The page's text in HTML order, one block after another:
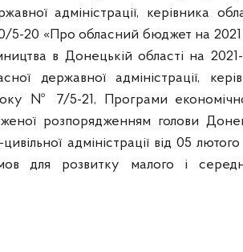
адміністрації, керівника
5-20 «Про обласний бюджет на 2021
в Донецькій області на
державної адміністрації,
року № 7/5-21, Програми
розпорядженням голови
адміністрації від 05
для розвитку малого і